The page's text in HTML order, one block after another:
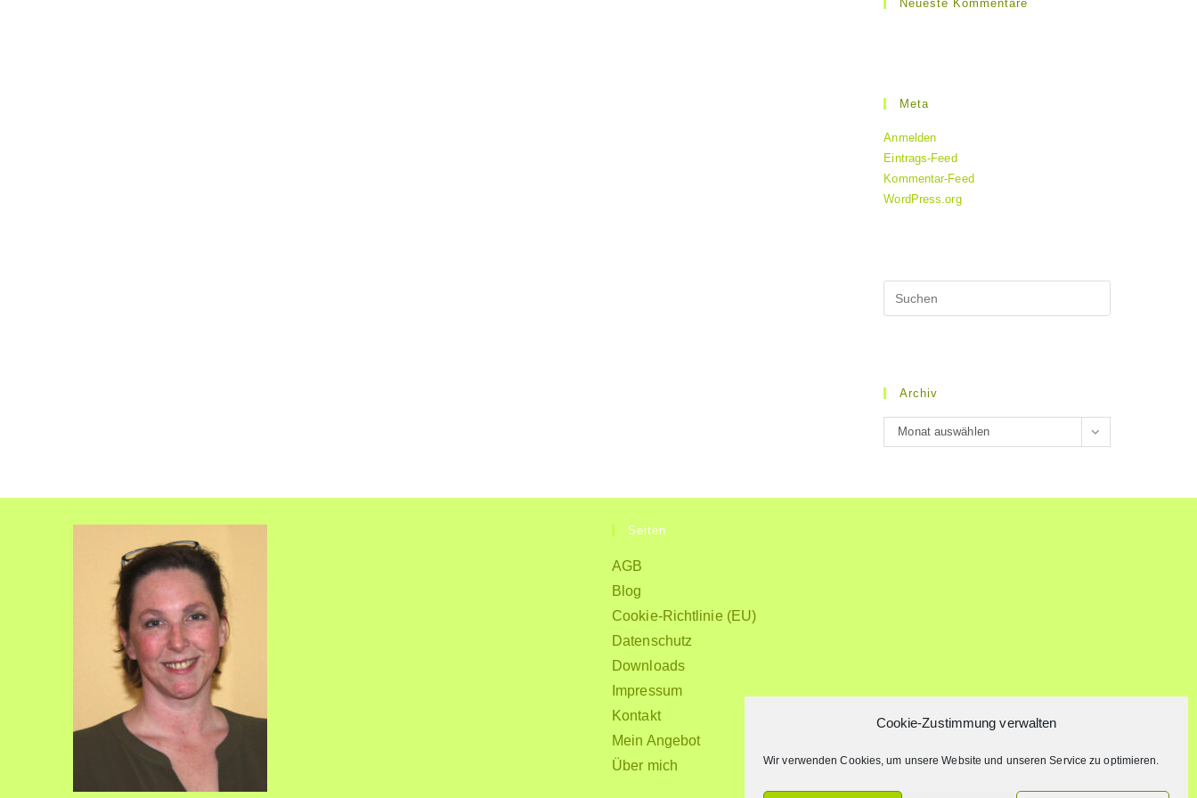
Cookie-Zustimmung verwalten
Wir verwenden Cookies, um unsere Website und unseren Service zu optimieren.
Neueste Kommentare
Meta
Anmelden
Eintrags-Feed
Kommentar-Feed
WordPress.org
Archiv
Archiv
Monat auswählen
Seiten
AGB
Blog
Cookie-Richtlinie (EU)
Datenschutz
Downloads
Impressum
Kontakt
Mein Angebot
Über mich